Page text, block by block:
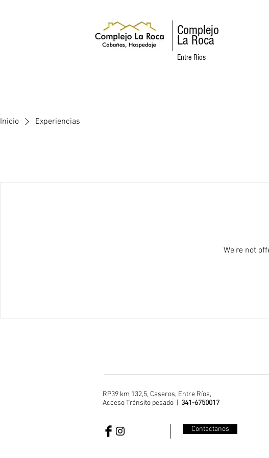
Complejo
La Roca
Entre Ríos
Inicio Experiencias
We're not
RP39 km 132,5, Caseros, Entre Ríos,
Acceso Tránsito pesado | 341-6750017
Contactanos